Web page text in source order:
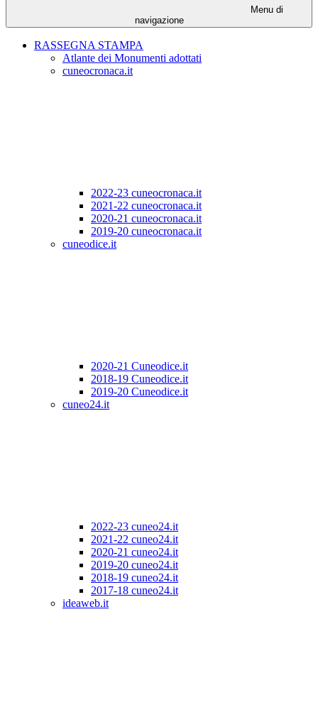
Menu di
navigazione
RASSEGNA STAMPA
Atlante dei Monumenti adottati
cuneocronaca.it
2022-23 cuneocronaca.it
2021-22 cuneocronaca.it
2020-21 cuneocronaca.it
2019-20 cuneocronaca.it
cuneodice.it
2020-21 Cuneodice.it
2018-19 Cuneodice.it
2019-20 Cuneodice.it
cuneo24.it
2022-23 cuneo24.it
2021-22 cuneo24.it
2020-21 cuneo24.it
2019-20 cuneo24.it
2018-19 cuneo24.it
2017-18 cuneo24.it
ideaweb.it